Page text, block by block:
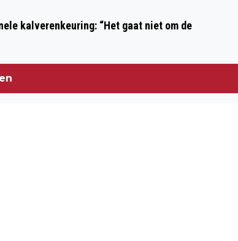
kalverenkeuring: “Het gaat niet om de